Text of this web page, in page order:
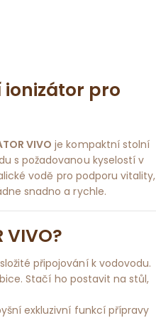
ionizátor pro
VIVO je kompaktní stolní
s požadovanou kyselostí v
vodě pro podporu vitality,
snadno a rychle.
VIVO?
připojování k vodovodu.
Stačí ho postavit na stůl,
exkluzivní funkcí přípravy